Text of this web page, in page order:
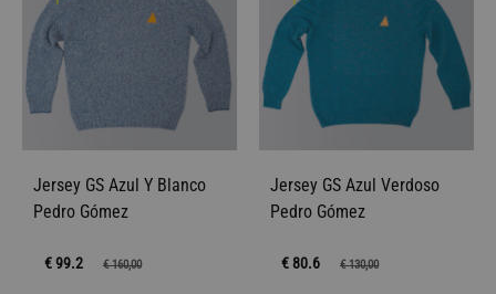
Jersey GS Azul Y Blanco
Pedro Gómez
€ 99.2 €160,00
Jersey GS Azul Verdoso
Pedro Gómez
€ 80.6 €130,00